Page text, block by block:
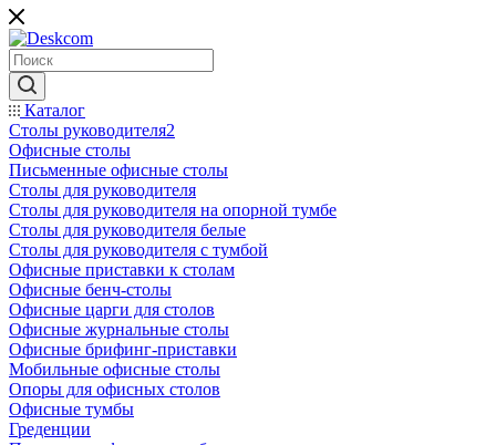
Каталог
Столы руководителя2
Офисные столы
Письменные офисные столы
Столы для руководителя
Столы для руководителя на опорной тумбе
Столы для руководителя белые
Столы для руководителя с тумбой
Офисные приставки к столам
Офисные бенч-столы
Офисные царги для столов
Офисные журнальные столы
Офисные брифинг-приставки
Мобильные офисные столы
Опоры для офисных столов
Офисные тумбы
Греденции